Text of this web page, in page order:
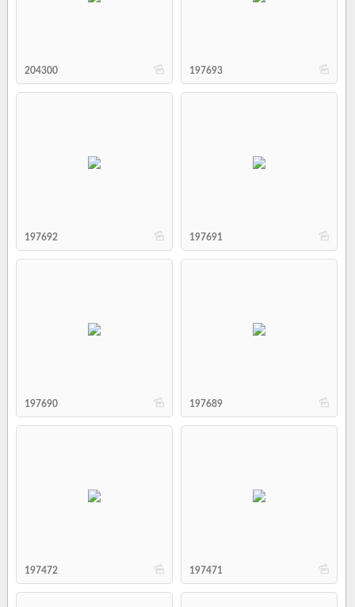
b
204300 b
197693
b
197692 b
197691
b
197690 b
197689
b
197472 b
197471